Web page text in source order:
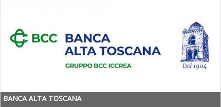
BANCA ALTA TOSCANA